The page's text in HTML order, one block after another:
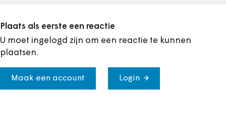
Plaats als eerste een reactie
U moet ingelogd zijn om een reactie te kunnen
plaatsen.
Maak een account Login